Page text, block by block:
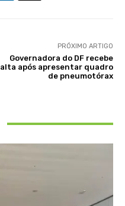
PRÓXIMO ARTIGO
Governadora do DF recebe
alta após apresentar quadro
de pneumotórax